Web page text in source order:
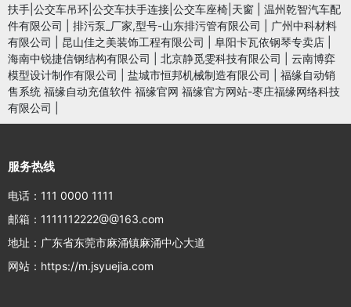
扶手|公交车吊环|公交车扶手连接|公交车座椅|天窗
温州乾智汽车配
件有限公司
排污泵_厂家,型号-山东排污管有限公司
广州中科材料
有限公司
昆山佳之美装饰工程有限公司 阜阳卡瓦依钢琴专卖店
海南中锐捷信钢结构有限公司
北京静觅雯科技有限公司
云南博弈
模型设计制作有限公司
盐城市恒邦机械制造有限公司
福缘自动销
售系统 福缘自动充值软件 福缘官网 福缘官方网站-枣庄福缘网络科技
有限公司
服务热线
电话：111 0000 1111
邮箱：1111112222@@163.com
地址：广东省东莞市麻涌镇麻涌中心大道
网站：https://m.jsyuejia.com